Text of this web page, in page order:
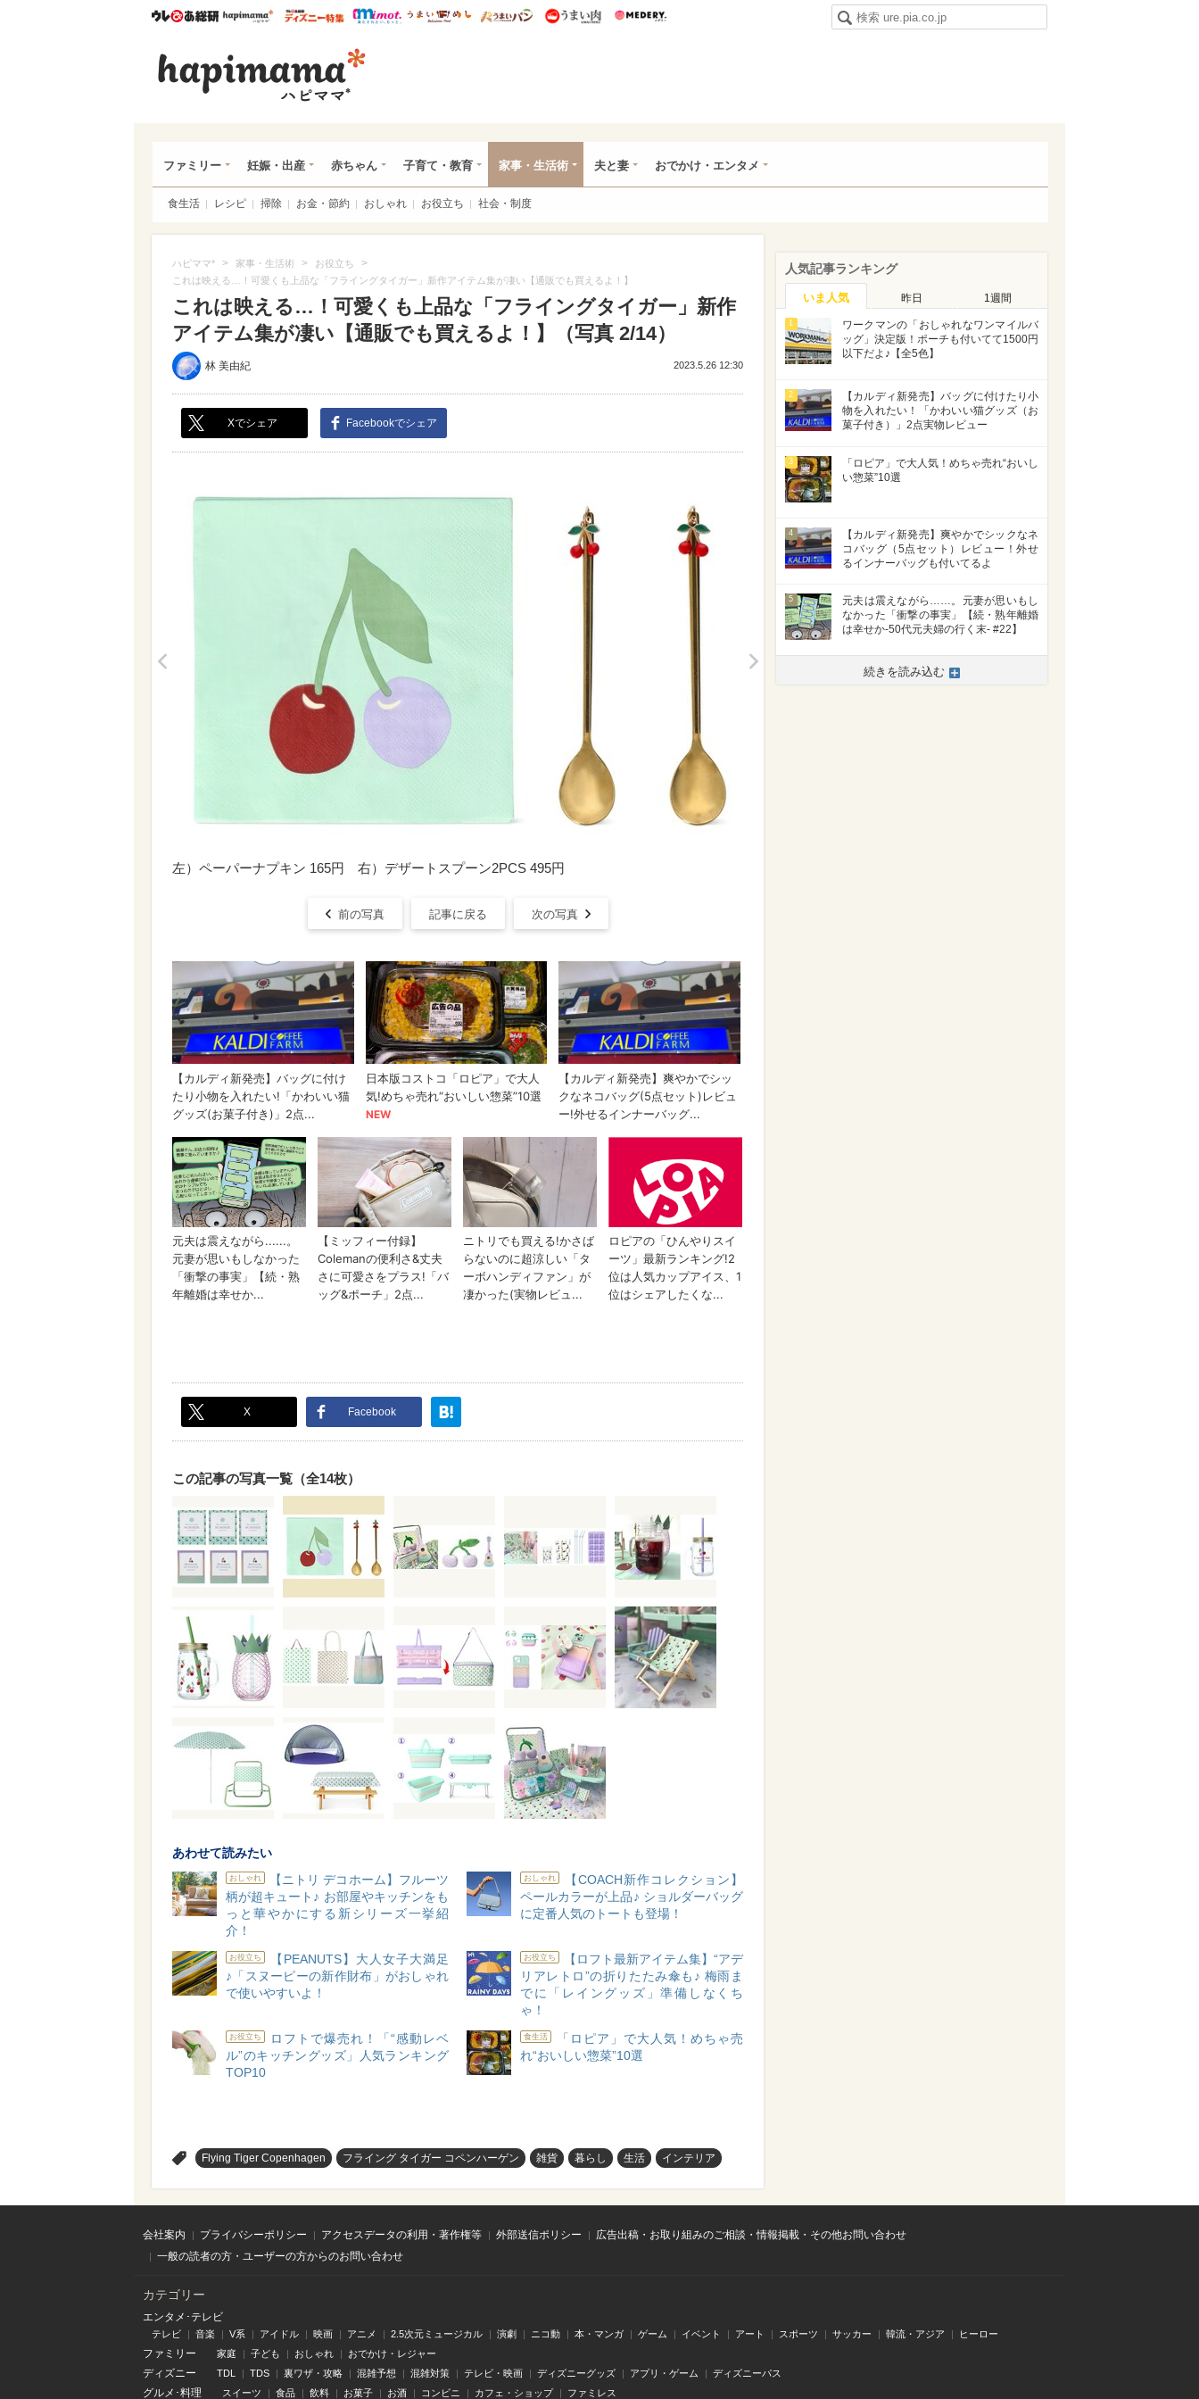
ウレぴあ総研ハピママ* ウレぴあ総研 ディズニー特集
mimot. うまいめし うまいパン うまい肉
ファミリー 妊娠・出産 赤ちゃん 子育て・教育 家事・生活術 夫と妻 おでかけ・エンタメ
食生活 レシピ 掃除 お金・節約 おしゃれ お役立ち 社会・制度
ハピママ* > 家事・生活術 > お役立ち >
これは映える…！可愛くも上品な「フライングタイガー」新作アイテム集が凄い【通販でも買えるよ！】
これは映える…！可愛くも上品な「フライングタイガー」新作
アイテム集が凄い【通販でも買えるよ！】（写真 2/14）
林 美由紀 2023.5.26 12:30
Xでシェア Facebookでシェア
>
左）ペーパーナプキン 165円 右）デザートスプーン2PCS 495円
前の写真 記事に戻る 次の写真
X Facebook
この記事の写真一覧（全14枚）
あわせて読みたい
おしゃれ
【ニトリ デコホーム】フルーツ
柄が超キュート♪ お部屋やキッチンをも
っと華やかにする新シリーズ一挙紹
介！
おしゃれ
【COACH新作コレクション】
ペールカラーが上品♪ ショルダーバッグ
に定番人気のトートも登場！
お役立ち
【PEANUTS】大人女子大満足
♪「スヌーピーの新作財布」がおしゃれ
で使いやすいよ！
お役立ち
【ロフト最新アイテム集】“アデ
リアレトロ”の折りたたみ傘も♪ 梅雨ま
でに「レイングッズ」準備しなくち
ゃ！
お役立ち
ロフトで爆売れ！「“感動レベ
ル”のキッチングッズ」人気ランキング
TOP10
食生活
「ロピア」で大人気！めちゃ売
れ“おいしい惣菜”10選
Flying Tiger Copenhagen フライング タイガー コペンハーゲン 雑貨 暮らし 生活 インテリア
人気記事ランキング
いま人気 昨日 1週間
1
ワークマンの「おしゃれなワンマイルバ
ッグ」決定版！ポーチも付いてて1500円
以下だよ♪【全5色】
2
【カルディ新発売】バッグに付けたり小
物を入れたい！「かわいい猫グッズ（お
菓子付き）」2点実物レビュー
3
「ロピア」で大人気！めちゃ売れ“おいし
い惣菜”10選
4
【カルディ新発売】爽やかでシックなネ
コバッグ（5点セット）レビュー！外せ
るインナーバッグも付いてるよ
5
元夫は震えながら……。元妻が思いもし
なかった「衝撃の事実」【続・熟年離婚
は幸せか-50代元夫婦の行く末- #22】
続きを読み込む
会社案内 プライバシーポリシー アクセスデータの利用・著作権等 外部送信ポリシー
広告出稿・お取り組みのご相談・情報掲載・その他お問い合わせ
一般の読者の方・ユーザーの方からのお問い合わせ
カテゴリー
エンタメ･テレビ
テレビ 音楽 V系 アイドル 映画 アニメ 2.5次元ミュージカル 演劇 ニコ動 本・マンガ ゲーム イベント アート スポーツ サッカー 韓流・アジア ヒーロー
ファミリー 家庭 子ども おしゃれ おでかけ・レジャー
ディズニー TDL TDS 裏ワザ・攻略 混雑予想 混雑対策 テレビ・映画 ディズニーグッズ アプリ・ゲーム ディズニーパス
グルメ･料理 スイーツ 食品 飲料 お菓子 お酒 コンビニ カフェ・ショップ ファミレス